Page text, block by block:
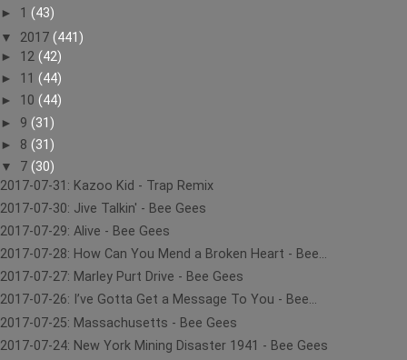
► 1 (43)
▼ 2017 (441)
► 12 (42)
► 11 (44)
► 10 (44)
► 9 (31)
► 8 (31)
▼ 7 (30)
2017-07-31: Kazoo Kid - Trap Remix
2017-07-30: Jive Talkin' - Bee Gees
2017-07-29: Alive - Bee Gees
2017-07-28: How Can You Mend a Broken Heart - Bee...
2017-07-27: Marley Purt Drive - Bee Gees
2017-07-26: I’ve Gotta Get a Message To You - Bee...
2017-07-25: Massachusetts - Bee Gees
2017-07-24: New York Mining Disaster 1941 - Bee Gees